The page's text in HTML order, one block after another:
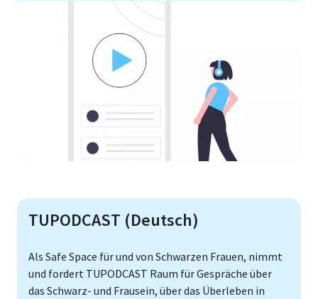
TUPODCAST (Deutsch)
Als Safe Space für und von Schwarzen Frauen, nimmt
und fordert TUPODCAST Raum für Gespräche über
das Schwarz- und Frausein, über das Überleben in